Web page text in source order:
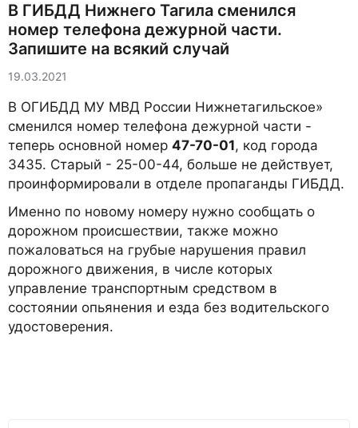
В ГИБДД Нижнего Тагила сменился
номер телефона дежурной части.
Запишите на всякий случай
19.03.2021
В ОГИБДД МУ МВД России Нижнетагильское»
сменился номер телефона дежурной части -
теперь основной номер 47-70-01, код города
3435. Старый - 25-00-44, больше не действует,
проинформировали в отделе пропаганды ГИБДД.
Именно по новому номеру нужно сообщать о
дорожном происшествии, также можно
пожаловаться на грубые нарушения правил
дорожного движения, в числе которых
управление транспортным средством в
состоянии опьянения и езда без водительского
удостоверения.